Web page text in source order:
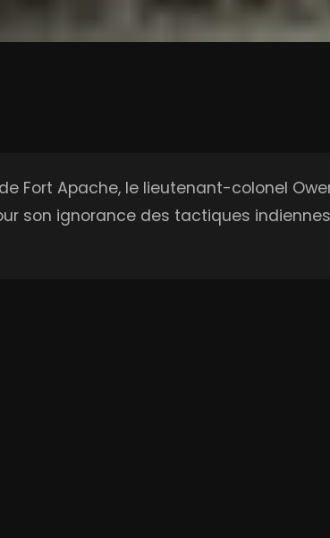
Fort Apache, le lieutenant-colonel
son ignorance des tactiques